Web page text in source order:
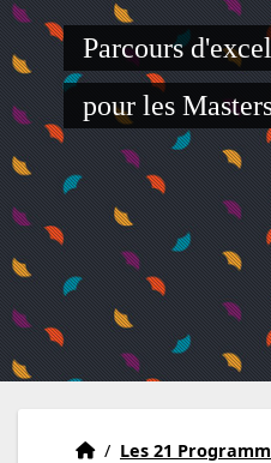
Parcours
pour les
Accueil
Accueil
/ Les 21